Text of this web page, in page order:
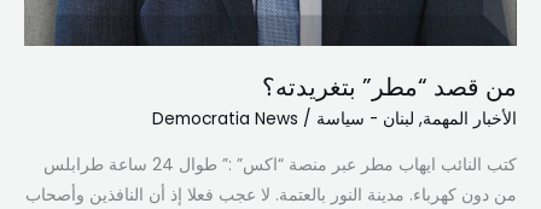
من قصد “مطر” بتغريدته؟
الأخبار المهمة, لبنان - سياسة /
Democratia News
كتب النائب ايهاب مطر عبر منصة “اكس” :” طوال 24 ساعة ‎طرابلس
من دون ‎كهرباء. مدينة النور بالعتمة. لا عجب فعلا إذ أن النافذين وأصحاب